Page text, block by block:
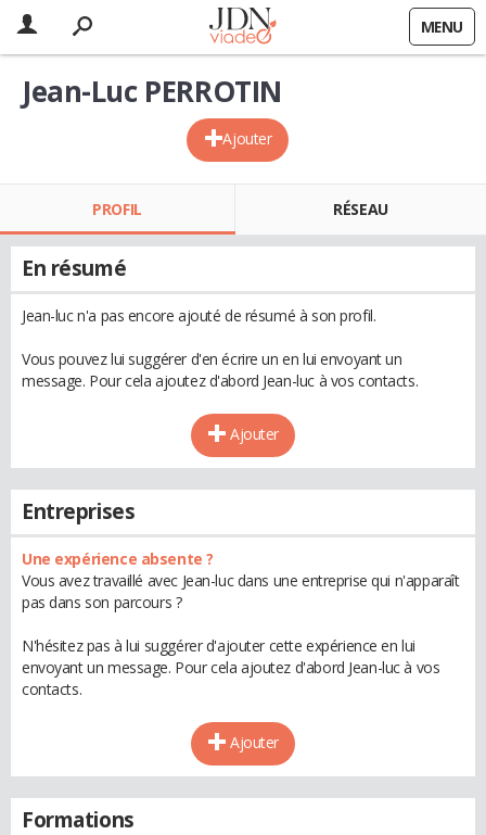
MENU
Ajouter
Jean-Luc PERROTIN
PROFIL RÉSEAU
En résumé
Jean-luc n'a pas encore ajouté de résumé à son profil.
Vous pouvez lui suggérer d'en écrire un en lui envoyant un
message. Pour cela ajoutez d'abord Jean-luc à vos contacts.
Ajouter
Entreprises
Une expérience absente ?
Vous avez travaillé avec Jean-luc dans une entreprise qui n'apparaît
pas dans son parcours ?
N'hésitez pas à lui suggérer d'ajouter cette expérience en lui
envoyant un message. Pour cela ajoutez d'abord Jean-luc à vos
contacts.
Ajouter
Formations